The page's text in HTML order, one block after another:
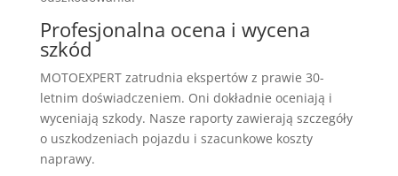
Profesjonalna ocena i wycena
szkód
MOTOEXPERT zatrudnia ekspertów z prawie 30-
letnim doświadczeniem. Oni dokładnie oceniają i
wyceniają szkody. Nasze raporty zawierają szczegóły
o uszkodzeniach pojazdu i szacunkowe koszty
naprawy.